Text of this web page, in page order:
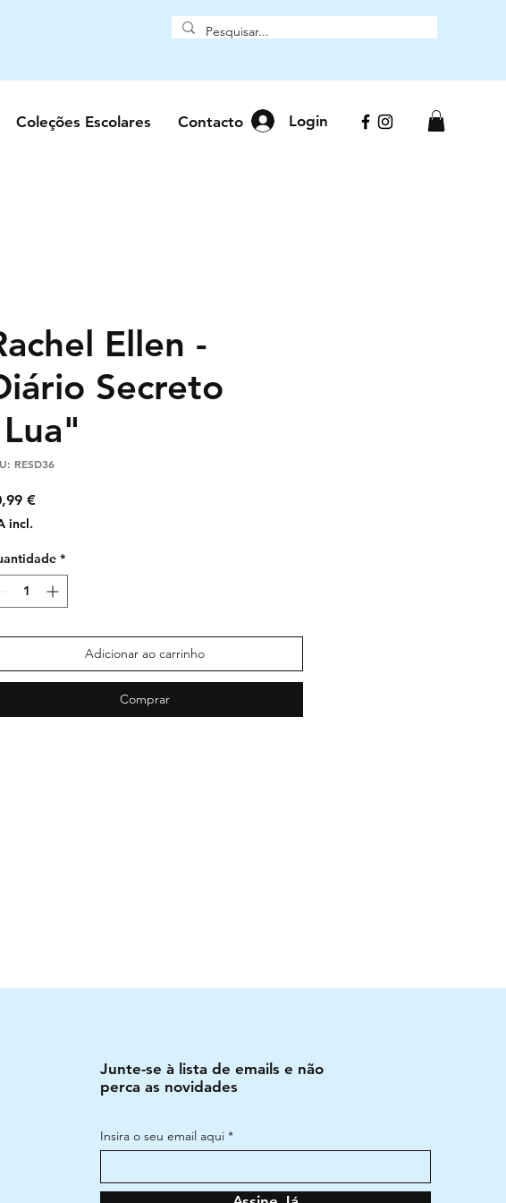
Coleções Escolares Contacto Login
Ellen -
Secreto
RESD36
€Preço
incl.
*
Adicionar ao carrinho
Comprar
Junte-se à lista de emails e não
perca as novidades
Insira o seu email aqui